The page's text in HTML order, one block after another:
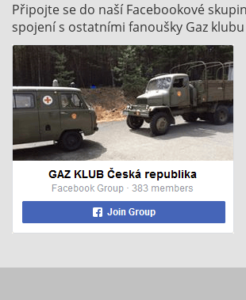
Připojte se do naší Facebookové
spojení s ostatními fanoušky Gaz klubu